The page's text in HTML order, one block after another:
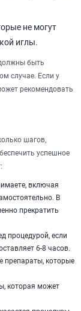
не могут
иглы.
быть
случае. Если у
рекомендовать
шагов,
успешное
включая
В
прекратить
процедурой, если
6-8 часов.
препараты, которые
которая может